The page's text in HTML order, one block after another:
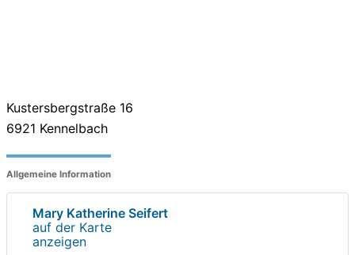
Kustersbergstraße 16
6921 Kennelbach
Allgemeine Information
Mary Katherine Seifert
auf der Karte
anzeigen